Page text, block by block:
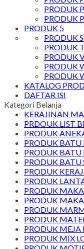
PRODUK
PRODUK
PRODUK 5
PRODUK
PRODUK
PRODUK
PRODUK
PRODUK
KATALOG
DAFTAR ISI
Kategori Belanja
KERAJINAN
PRDOUK LIST
PRODUK
PRODUK BATU
PRODUK BATU
PRODUK BATU
PRODUK
PRODUK
PRODUK
PRODUK
PRODUK
PRODUK
PRODUK MEJA
PRODUK MIX